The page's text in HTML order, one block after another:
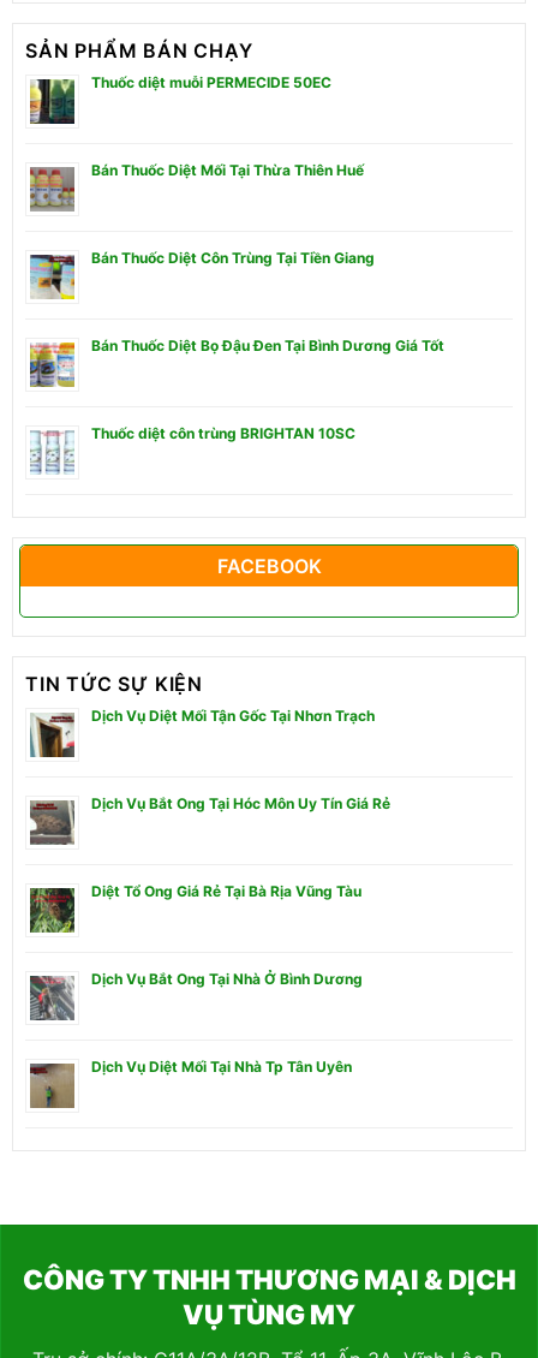
SẢN PHẨM BÁN CHẠY
Thuốc diệt muỗi PERMECIDE 50EC
Bán Thuốc Diệt Mối Tại Thừa Thiên Huế
Bán Thuốc Diệt Côn Trùng Tại Tiền Giang
Bán Thuốc Diệt Bọ Đậu Đen Tại Bình Dương Giá Tốt
Thuốc diệt côn trùng BRIGHTAN 10SC
FACEBOOK
TIN TỨC SỰ KIỆN
Dịch Vụ Diệt Mối Tận Gốc Tại Nhơn Trạch
Dịch Vụ Bắt Ong Tại Hóc Môn Uy Tín Giá Rẻ
Diệt Tổ Ong Giá Rẻ Tại Bà Rịa Vũng Tàu
Dịch Vụ Bắt Ong Tại Nhà Ở Bình Dương
Dịch Vụ Diệt Mối Tại Nhà Tp Tân Uyên
CÔNG TY TNHH THƯƠNG MẠI & DỊCH
VỤ TÙNG MY